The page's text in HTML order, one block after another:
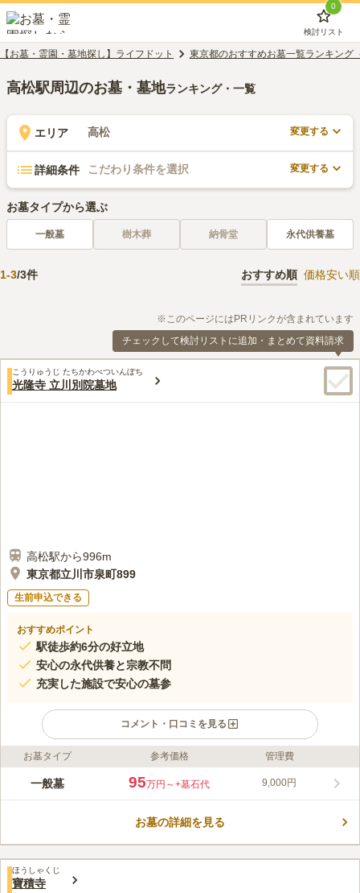
0
検討リスト
【お墓・霊園・墓地探し】ライフドット 東京都のおすすめお墓一覧ランキング
高松駅周辺のお墓・墓地ランキング・一覧
エリア 高松 変更する
詳細条件 こだわり条件を選択 変更する
お墓タイプから選ぶ
一般墓 樹木葬 納骨堂 永代供養墓
1-3/3件 おすすめ順 価格安い順
※このページにはPRリンクが含まれています
チェックして検討リストに追加・まとめて資料請求
こうりゅうじ たちかわべついんぼち
光隆寺 立川別院墓地
高松駅から996m
東京都立川市泉町899
生前申込できる
おすすめポイント
駅徒歩約6分の好立地
安心の永代供養と宗教不問
充実した施設で安心の墓参
コメント・口コミを見る
ライフドット編集部のコメント
多摩モノレール「立飛駅」「泉体育館駅」から徒歩約6分、JR中
の強要もなく、継承者がいない方でも安心してお申し込みいただ
口コミ評価
この霊園はまだ誰からも評価されていません。
お墓タイプ 参考価格 管理費
一般墓 95万円～+墓石代 9,000円
お墓の詳細を見る
ほうしゃくじ
寶積寺